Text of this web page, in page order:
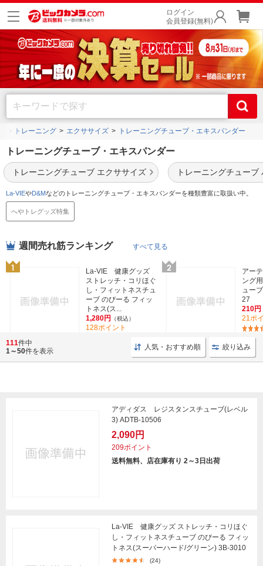
ログイン
会員登録(無料)
・トレーニング エクササイズ トレーニングチューブ・エキスパンダー
トレーニングチューブ・エキスパンダー
トレーニングチューブ エクササイズ トレーニングチューブ
La-VIEやD&Mなどのトレーニングチューブ・エキスパンダーを種類豊富に取扱い中。
へやトレグッズ特集
週間売れ筋ランキング すべて見る
La-VIE 健康グッズ
ストレッチ・コリほぐ
し・フィットネスチュ
ーブ のびーる フィッ
トネス(ス...
1,280円
（税込）
128ポイント
アー
ング
ュー
27
210円
21ポ
111件中
1～50件を表示 人気・おすすめ順 絞り込み
アディダス レジスタンスチューブ(レベル
3) ADTB-10506
2,090円
209ポイント
送料無料、店在庫有り 2～3日出荷
La-VIE 健康グッズ ストレッチ・コリほぐ
し・フィットネスチューブ のびーる フィッ
トネス(スーパーハード/グリーン) 3B-3010
(24)